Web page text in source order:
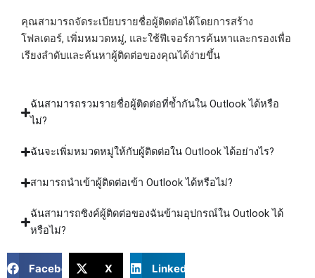
คุณสามารถจัดระเบียบรายชื่อผู้ติดต่อได้โดยการสร้าง
โฟลเดอร์, เพิ่มหมวดหมู่, และใช้ฟีเจอร์การค้นหาและกรองเพื่อ
เรียงลำดับและค้นหาผู้ติดต่อของคุณได้ง่ายขึ้น
ฉันสามารถรวมรายชื่อผู้ติดต่อที่ซ้ำกันใน Outlook ได้หรือ
ไม่?
ฉันจะเพิ่มหมวดหมู่ให้กับผู้ติดต่อใน Outlook ได้อย่างไร?
สามารถนำเข้าผู้ติดต่อเข้า Outlook ได้หรือไม่?
ฉันสามารถซิงค์ผู้ติดต่อของฉันข้ามอุปกรณ์ใน Outlook ได้
หรือไม่?
Facebook X LinkedIn